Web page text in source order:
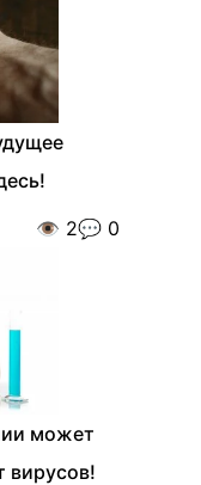
👁️ 2💬 0
может
вирусов!